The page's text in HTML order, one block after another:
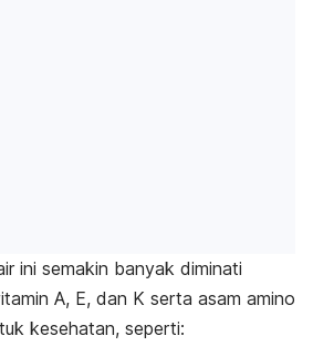
ini semakin banyak diminati
A, E, dan K serta asam amino
kesehatan, seperti: